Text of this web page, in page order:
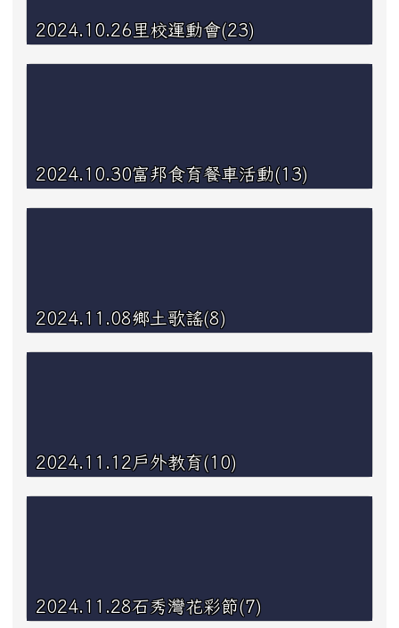
2024.10.26里校運動會(23)
2024.10.30富邦食育餐車活動(13)
2024.11.08鄉土歌謠(8)
2024.11.12戶外教育(10)
2024.11.28石秀灣花彩節(7)